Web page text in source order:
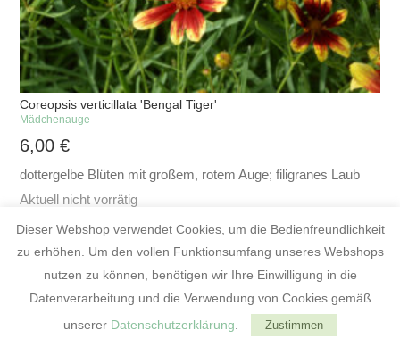
Coreopsis verticillata 'Bengal Tiger'
Mädchenauge
6,00€
dottergelbe Blüten mit großem, rotem Auge; filigranes Laub
Aktuell nicht vorrätig
Dieser Webshop verwendet Cookies, um die Bedienfreundlichkeit
zu erhöhen. Um den vollen Funktionsumfang unseres Webshops
nutzen zu können, benötigen wir Ihre Einwilligung in die
Datenverarbeitung und die Verwendung von Cookies gemäß
unserer Datenschutzerklärung Zustimmen